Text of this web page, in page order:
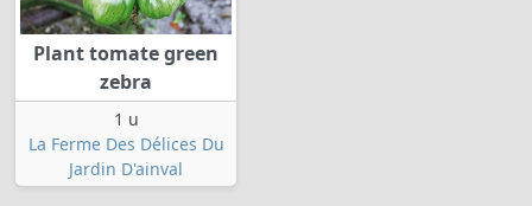
Plant tomate green
zebra
1 u
La Ferme Des Délices Du
Jardin D'ainval